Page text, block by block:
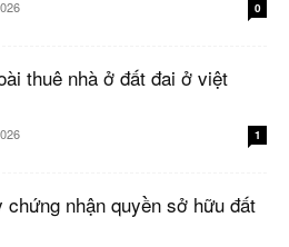
0
thuê nhà ở đất đai ở việt
1
nhận quyền sở hữu đất